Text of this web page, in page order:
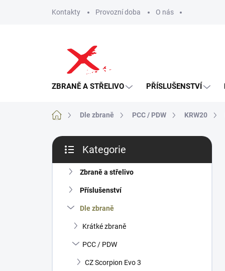
Kontakty Provozní doba O nás
ZBRANĚ A STŘELIVO PŘÍSLUŠENSTVÍ
Domů Dle zbraně PCC / PDW KRW20
P
s
kategorie
Kategorie
Zbraně a střelivo
Příslušenství
Dle zbraně
Krátké zbraně
PCC / PDW
CZ Scorpion Evo 3